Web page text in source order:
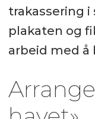
trakassering
plakaten og
arbeid med å